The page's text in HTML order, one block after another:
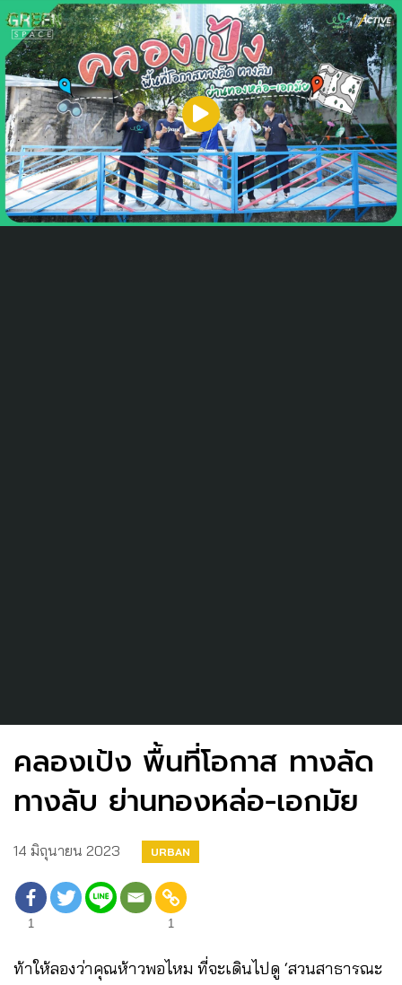
คลองเป้ง พื้นที่โอกาส ทางลัด
ทางลับ ย่านทองหล่อ-เอกมัย
14 มิถุนายน 2023 URBAN
1 1
ท้าให้ลองว่าคุณห้าวพอไหม ที่จะเดินไปดู ‘สวนสาธารณะ